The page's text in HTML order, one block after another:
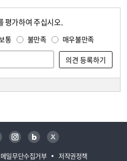
평가하여 주십시오.
통 불만족 매우불만족
일무단수집거부 저작권정책
인스타그램 블로그 트위터